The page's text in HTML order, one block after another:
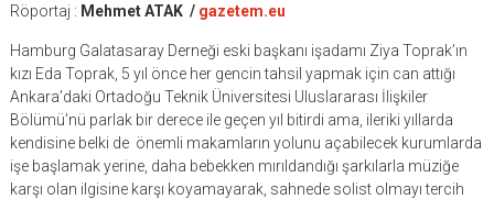
Röportaj : Mehmet ATAK / gazetem.eu
Hamburg Galatasaray Derneği eski başkanı işadamı Ziya Toprak’ın
kızı Eda Toprak, 5 yıl önce her gencin tahsil yapmak için can attığı
Ankara’daki Ortadoğu Teknik Üniversitesi Uluslararası İlişkiler
Bölümü’nü parlak bir derece ile geçen yıl bitirdi ama, ileriki yıllarda
kendisine belki de önemli makamların yolunu açabilecek kurumlarda
işe başlamak yerine, daha bebekken mırıldandığı şarkılarla müziğe
karşı olan ilgisine karşı koyamayarak, sahnede solist olmayı tercih